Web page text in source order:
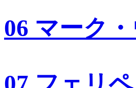
06 マーク